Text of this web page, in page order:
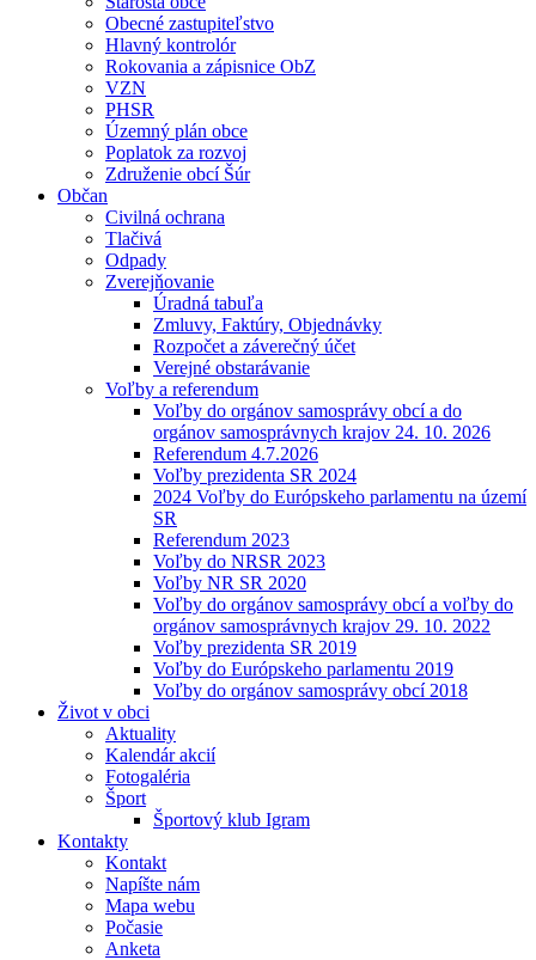
Obecné zastupiteľstvo
Hlavný kontrolór
Rokovania a zápisnice ObZ
VZN
PHSR
Územný plán obce
Poplatok za rozvoj
Združenie obcí Šúr
Občan
Civilná ochrana
Tlačivá
Odpady
Zverejňovanie
Úradná tabuľa
Zmluvy, Faktúry, Objednávky
Rozpočet a záverečný účet
Verejné obstarávanie
Voľby a referendum
Voľby do orgánov samosprávy obcí a do
orgánov samosprávnych krajov 24. 10. 2026
Referendum 4.7.2026
Voľby prezidenta SR 2024
2024 Voľby do Európskeho parlamentu na území
SR
Referendum 2023
Voľby do NRSR 2023
Voľby NR SR 2020
Voľby do orgánov samosprávy obcí a voľby do
orgánov samosprávnych krajov 29. 10. 2022
Voľby prezidenta SR 2019
Voľby do Európskeho parlamentu 2019
Voľby do orgánov samosprávy obcí 2018
Život v obci
Aktuality
Kalendár akcií
Fotogaléria
Šport
Športový klub Igram
Kontakty
Kontakt
Napíšte nám
Mapa webu
Počasie
Anketa